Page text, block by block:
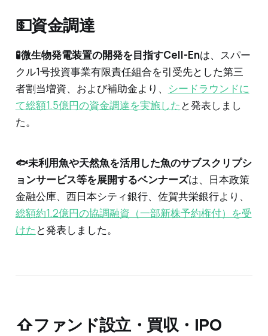
💵資金調達
🧪微生物発電装置の開発を目指すCell-Enは、スパー
クル1号投資事業有限責任組合を引受先とした第三
者割当増資、および補助金より、
シードラウンドに
て総額1.5億円の資金調達を実施した と発表しまし
た。
🐟️未利用魚や天然魚を活用した魚のサブスクリプシ
ョンサービス等を展開するベンナーズは、日本政策
金融公庫、西日本シティ銀行、佐賀共栄銀行より、
総額約1.2億円の協調融資（一部新株予約権付）を受
けた と発表しました。
⇧ファンド設立・買収・IPO